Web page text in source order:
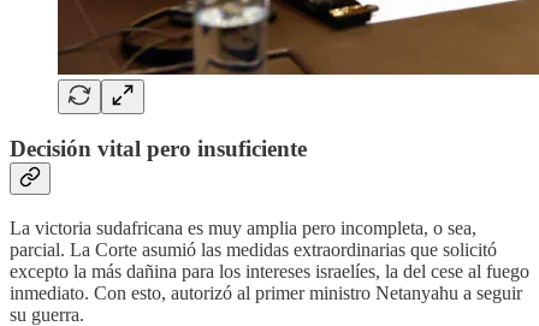
Decisión vital pero insuficiente
La victoria sudafricana es muy amplia pero incompleta, o sea,
parcial. La Corte asumió las medidas extraordinarias que solicitó
excepto la más dañina para los intereses israelíes, la del cese al fuego
inmediato. Con esto, autorizó al primer ministro Netanyahu a seguir
su guerra.